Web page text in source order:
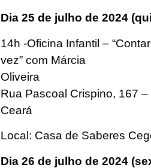
Dia 25 de julho de 2024
14h -Oficina Infantil –
vez” com Márcia
Oliveira
Rua Pascoal Crispino, 167
Ceará
Local: Casa de Saberes
Dia 26 de julho de 2024